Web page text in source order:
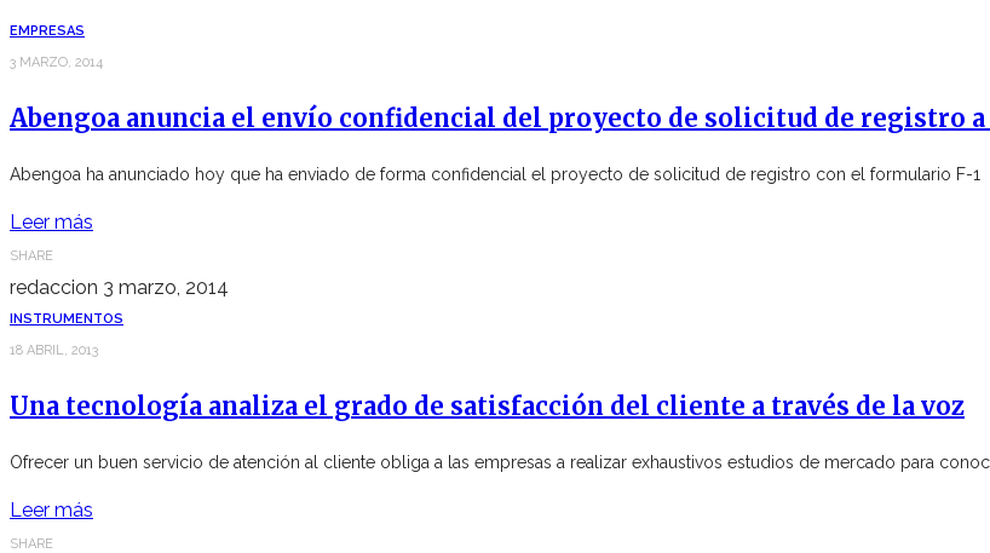
EMPRESAS
3 MARZO, 2014
Abengoa anuncia el envío confidencial del proyecto de solicitud de registro
Abengoa ha anunciado hoy que ha enviado de forma confidencial el proyecto de solicitud de registro con el formulario F-1
Leer más
SHARE
redaccion 3 marzo, 2014
INSTRUMENTOS
18 ABRIL, 2013
Una tecnología analiza el grado de satisfacción del cliente a través de la voz
Ofrecer un buen servicio de atención al cliente obliga a las empresas a realizar exhaustivos estudios de mercado para
Leer más
SHARE